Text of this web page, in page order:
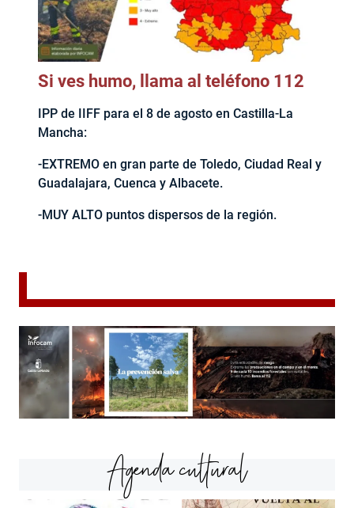
Si ves humo, llama al teléfono 112
IPP de IIFF para el 8 de agosto en Castilla-La
Mancha:
-EXTREMO en gran parte de Toledo, Ciudad Real y
Guadalajara, Cuenca y Albacete.
-MUY ALTO puntos dispersos de la región.
Agenda cultural